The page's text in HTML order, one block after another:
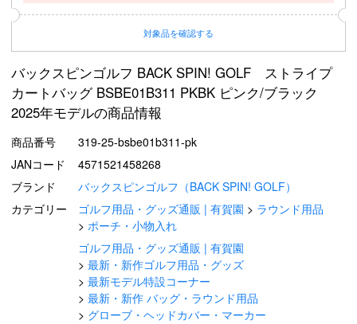
対象品を確認する
バックスピンゴルフ BACK SPIN! GOLF ストライプ
カートバッグ BSBE01B311 PKBK ピンク/ブラック
2025年モデルの商品情報
商品番号
319-25-bsbe01b311-pk
JANコード
4571521458268
ブランド
バックスピンゴルフ（BACK SPIN! GOLF）
カテゴリー
ゴルフ用品・グッズ通販 | 有賀園
ラウンド用品
ポーチ・小物入れ
ゴルフ用品・グッズ通販 | 有賀園
最新・新作ゴルフ用品・グッズ
最新モデル特設コーナー
最新・新作 バッグ・ラウンド用品
グローブ・ヘッドカバー・マーカー